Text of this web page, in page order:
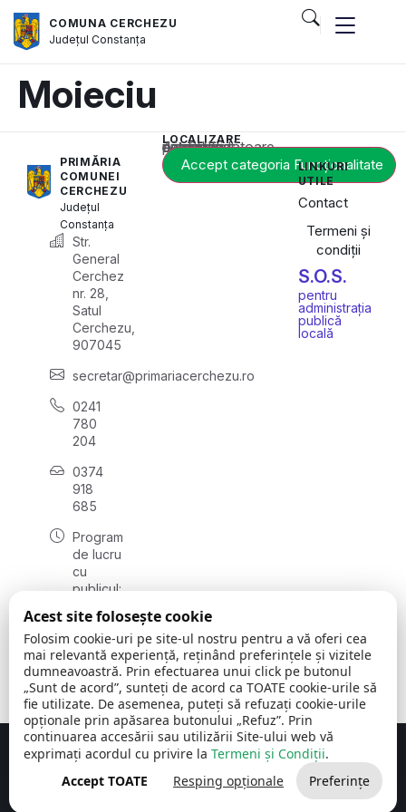
COMUNA CERCHEZU
JudețulConstanța
Moieciu
PRIMĂRIA
COMUNEI
CERCHEZU
Județul
Constanța
Str.
General
Cerchez
nr. 28,
Satul
Cerchezu,
907045
secretar@primariacerchezu.ro
0241
780
204
0374
918
685
Program
de lucru
cu
publicul:
08:00 -
16:30
, vineri:
08:00 -
14:00
LOCALIZARE
Acest conținut este blocat până când acceptați categoria corespunzătoare de cookie-uri.
Accept categoria Funcționalitate
LINKURI
UTILE
Contact
Termeni și
condiții
S.O.S.
pentru
administrația
publică
locală
Comuna Cerchezu © 2026Toate drepturile rezervate
Concept realizat de Big Media Relații Publice SRL
Acest site folosește cookie
Folosim cookie-uri pe site-ul nostru pentru a vă oferi cea
mai relevantă experiență, reținând preferințele și vizitele
dumneavoastră. Prin efectuarea unui click pe butonul
„Sunt de acord”, sunteți de acord ca TOATE cookie-urile să
fie utilizate. De asemenea, puteți să refuzați cookie-urile
opționale prin apăsarea butonului „Refuz”. Prin
continuarea accesării sau utilizării Site-ului web vă
exprimați acordul cu privire la Termeni și Condiții.
Accept TOATE
Resping opționale Preferințe